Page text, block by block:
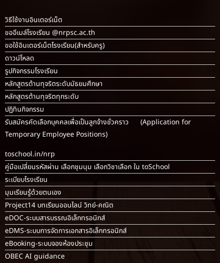
วิธีใช้งานอินเตอร์เน็ต
ขออีเมล์โรงเรียน @nrpsc.ac.th
ขอใช้อินเตอร์เน็ตโรงเรียน(สำหรับครู)
ดาวน์โหลด
รูปกิจกรรมโรงเรียน
หลักสูตรต้านทุจริตระดับมัธยมศึกษา
หลักสูตรต้านทุจริตทุกระดับ
ปฏิทินกิจกรรม
รับสมัครคัดเลือกบุคคลเพื่อเป็นลูกจ้างชั่วคราว (Application for
Temporary Employee Positions)
toschool.in/nrp
คู่มือเปลี่ยนรหัสผ่าน เลือกชุมนุม เลือกวิชาเลือก ใน toSchool
ระเบียบโรงเรียน
มุมเรียนรู้ด้วยตนเอง
Project14 บทเรียนออนไลน์ วิทย์-คณิต
eDOC-ระบบสารบรรณอิเล็กทรอนิกส์
eDMS-ระบบการจัดการเอกสารอิเล็กทรอนิกส์
eBooking-ระบบจองห้องประชุม
OBEC AI guidance